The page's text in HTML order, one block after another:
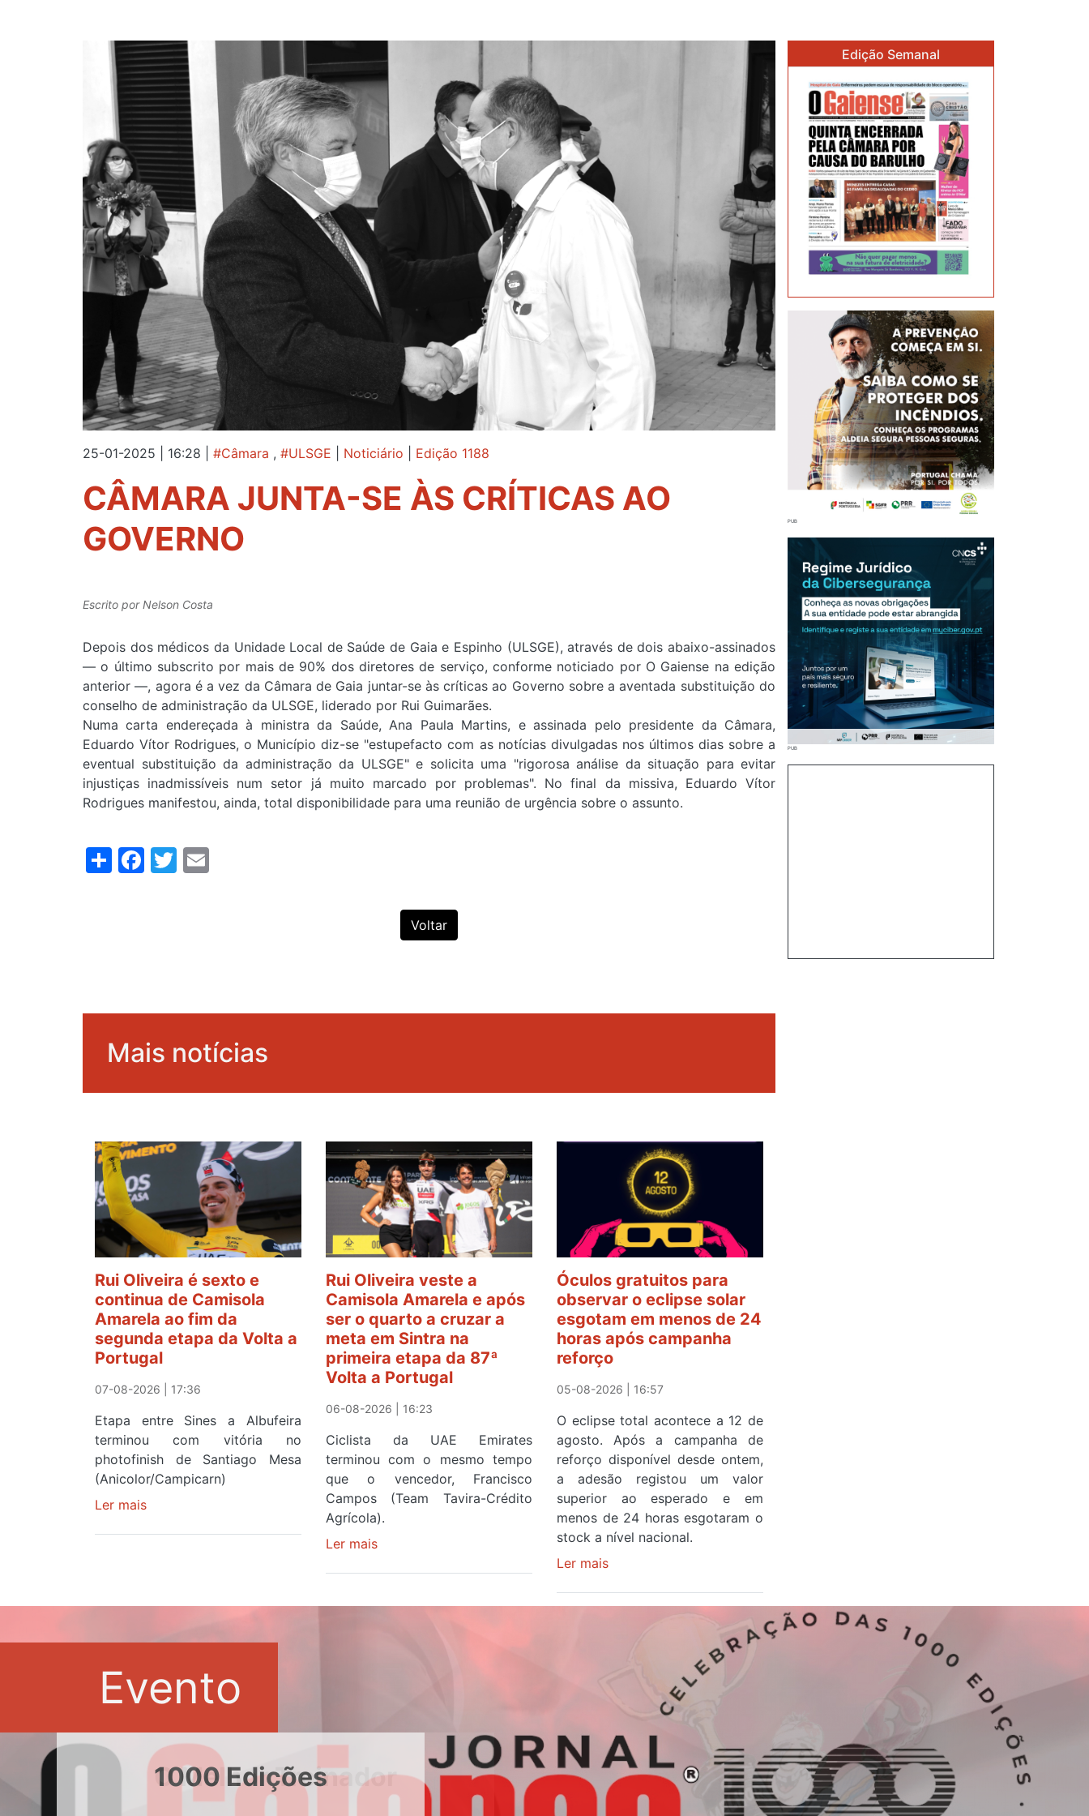
25-01-2025 | 16:28 #Câmara , #ULSGE Noticiário Edição 1188
CÂMARA JUNTA-SE ÀS CRÍTICAS AO
GOVERNO
Escrito porNelson Costa
Depois dos médicos da Unidade Local de Saúde de Gaia e Espinho (ULSGE), através de dois abaixo-assinados
— o último subscrito por mais de 90% dos diretores de serviço, conforme noticiado por O Gaiense na edição
anterior —, agora é a vez da Câmara de Gaia juntar-se às críticas ao Governo sobre a aventada substituição do
conselho de administração da ULSGE, liderado por Rui Guimarães.
Numa carta endereçada à ministra da Saúde, Ana Paula Martins, e assinada pelo presidente da Câmara,
Eduardo Vítor Rodrigues, o Município diz-se "estupefacto com as notícias divulgadas nos últimos dias sobre a
eventual substituição da administração da ULSGE" e solicita uma "rigorosa análise da situação para evitar
injustiças inadmissíveis num setor já muito marcado por problemas". No final da missiva, Eduardo Vítor
Rodrigues manifestou, ainda, total disponibilidade para uma reunião de urgência sobre o assunto.
ShareFacebook
Twitter
Voltar
Mais notícias
Rui Oliveira é sexto e
continua de Camisola
Amarela ao fim da
segunda etapa da Volta a
Portugal
07-08-2026 | 17:36
Etapa entre Sines a Albufeira
terminou com vitória no
photofinish de Santiago Mesa
(Anicolor/Campicarn)
Ler mais
e
de
Amarela
ao
segunda
etapa
Rui Oliveira veste a
Camisola Amarela e após
ser o quarto a cruzar a
meta em Sintra na
primeira etapa da 87ª
Volta a Portugal
06-08-2026 | 16:23
Ciclista da UAE Emirates
terminou com o mesmo tempo
que o vencedor, Francisco
Campos (Team Tavira-Crédito
Agrícola).
Ler maissobre
veste
a
cruzar
Óculos gratuitos para
observar o eclipse solar
esgotam em menos de 24
horas após campanha
reforço
05-08-2026 | 16:57
O eclipse total acontece a 12 de
agosto. Após a campanha de
reforço disponível desde ontem,
a adesão registou um valor
superior ao esperado e em
menos de 24 horas esgotaram o
stock a nível nacional.
Ler maissobre
gratuitos
esgotam
em
menos
de
24
Edição Semanal
Evento
1000 Edições